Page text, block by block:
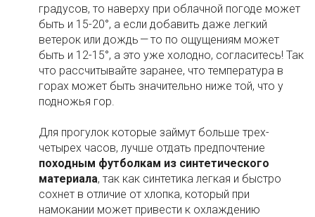
градусов, то наверху при облачной погоде может
быть и 15-20°, а если добавить даже легкий
ветерок или дождь — то по ощущениям может
быть и 12-15°, а это уже холодно, согласитесь! Так
что рассчитывайте заранее, что температура в
горах может быть значительно ниже той, что у
подножья гор.
Для прогулок которые займут больше трех-
четырех часов, лучше отдать предпочтение
походным футболкам из синтетического
материала, так как синтетика легкая и быстро
сохнет в отличие от хлопка, который при
намокании может привести к охлаждению